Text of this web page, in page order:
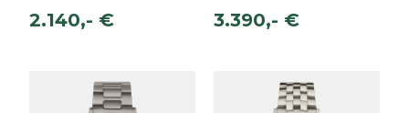
2.140,- € 3.390,- €